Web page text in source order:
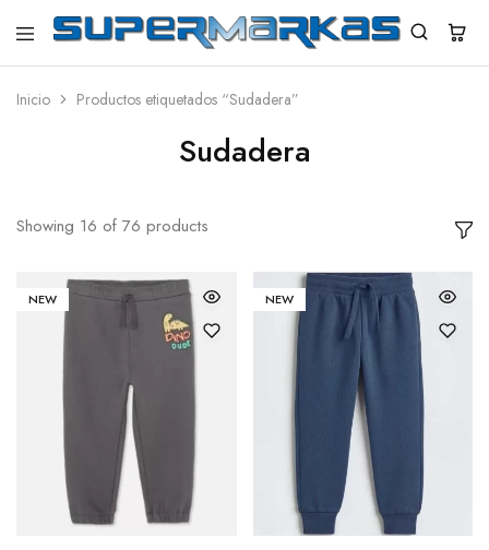
SuperMarkas
Ropa
con
Inicio Productos etiquetados “Sudadera”
Sudadera
Showing 16 of 76 products
NEW NEW